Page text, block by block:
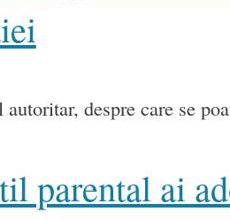
despre care se
parental ai